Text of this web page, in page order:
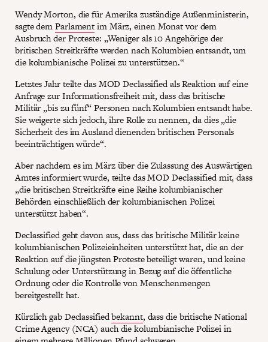
Wendy Morton, die für Amerika zuständige Außenministerin,
sagte demParlamentim März, einen Monat vor dem
Ausbruch der Proteste: „Weniger als 10 Angehörige der
britischen Streitkräfte werden nach Kolumbien entsandt, um
die kolumbianische Polizei zu unterstützen.“
Letztes Jahr teilte das MOD Declassified als Reaktion auf eine
Anfrage zur Informationsfreiheit mit, dass das britische
Militär „bis zu fünf“ Personen nach Kolumbien entsandt habe.
Sie weigerte sich jedoch, ihre Rolle zu nennen, da dies „die
Sicherheit des im Ausland dienenden britischen Personals
beeinträchtigen würde“.
Aber nachdem es im März über die Zulassung des Auswärtigen
Amtes informiert wurde, teilte das MOD Declassified mit, dass
„die britischen Streitkräfte eine Reihe kolumbianischer
Behörden einschließlich der kolumbianischen Polizei
unterstützt haben“.
Declassified geht davon aus, dass das britische Militär keine
kolumbianischen Polizeieinheiten unterstützt hat, die an der
Reaktion auf die jüngsten Proteste beteiligt waren, und keine
Schulung oder Unterstützung in Bezug auf die öffentliche
Ordnung oder die Kontrolle von Menschenmengen
bereitgestellt hat.
Kürzlich gab Declassifiedbekannt, dass die britische National
Crime Agency (NCA) auch die kolumbianische Polizei in